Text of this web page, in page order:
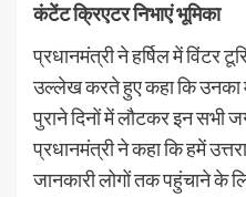
कंटेंट क्रिएटर निभाएं भूमिका
प्रधानमंत्री ने हर्षिल में विंटर
उल्लेख करते हुए कहा कि उनका
पुराने दिनों में लौटकर इन सभी
प्रधानमंत्री ने कहा कि हमें
जानकारी लोगों तक पहुंचाने के